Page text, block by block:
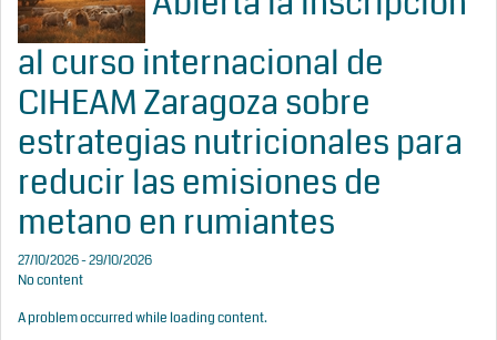
al curso internacional de
CIHEAM Zaragoza sobre
estrategias nutricionales para
reducir las emisiones de
metano en rumiantes
27/10/2026 - 29/10/2026
No content
A problem occurred while loading content.